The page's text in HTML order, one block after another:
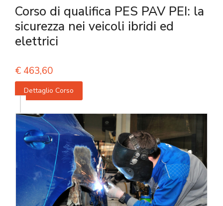
Corso di qualifica PES PAV PEI: la
sicurezza nei veicoli ibridi ed
elettrici
€ 463,60
Dettaglio Corso